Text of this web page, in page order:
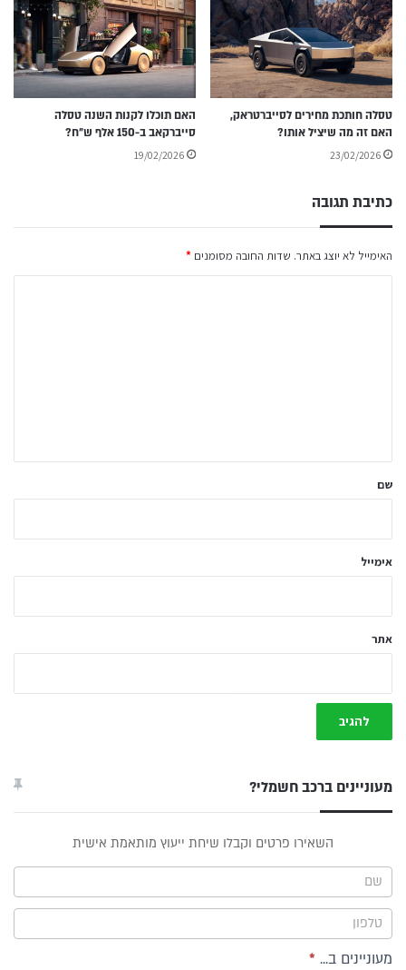
טסלה חותכת מחירים לסייברטראק,
האם זה מה שיציל אותו?
23/02/2026
האם תוכלו לקנות השנה טסלה
סייברקאב ב-150 אלף ש״ח?
19/02/2026
כתיבת תגובה
האימייל לא יוצג באתר. שדות החובה מסומנים *
ל
שם
אימייל
אתר
מעוניינים ברכב חשמלי?
תפריט
צד
השאירו פרטים וקבלו שיחת ייעוץ מותאמת אישית
מעוניינים ב... *